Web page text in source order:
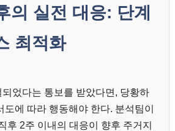
의 실전 대응: 단계
최적화
었다는 통보를 받았다면, 당황하
도에 따라 행동해야 한다. 분석팀이
후 2주 이내의 대응이 향후 주거지